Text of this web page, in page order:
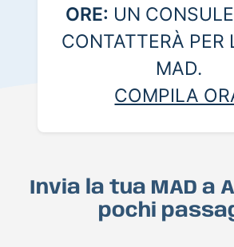
ORE: UN
CONTATTERÀ PER
MAD.
COMPILA
Invia la tua MAD a
pochi